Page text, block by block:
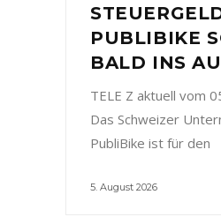
PUBLIBIKE
BALD INS
TELE Z aktuell vom
Das Schweizer
PubliBike ist für den
5. August 2026